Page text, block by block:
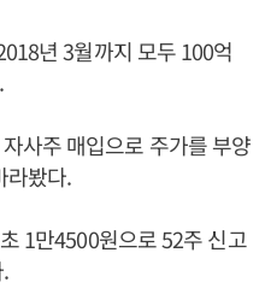
년 3월까지 모두 100억
사주 매입으로 주가를 부양
라봤다.
1만4500원으로 52주 신고